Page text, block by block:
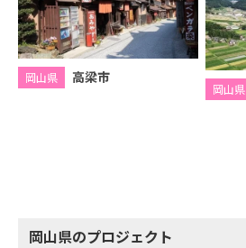
岡山県 高梁市
岡山県
岡山県のプロジェクト